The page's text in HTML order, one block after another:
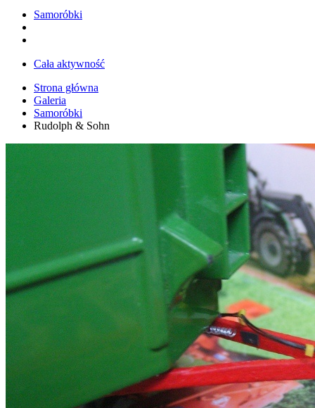
Samoróbki
Cała aktywność
Strona główna
Galeria
Samoróbki
Rudolph & Sohn